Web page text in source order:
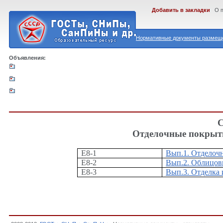
Нормативные документы
Добавить в закладки О
Объявления:
Отделочные
Е8-1
Вып.1.
Е8-2
Вып.2.
Е8-3
Вып.3. Отделка